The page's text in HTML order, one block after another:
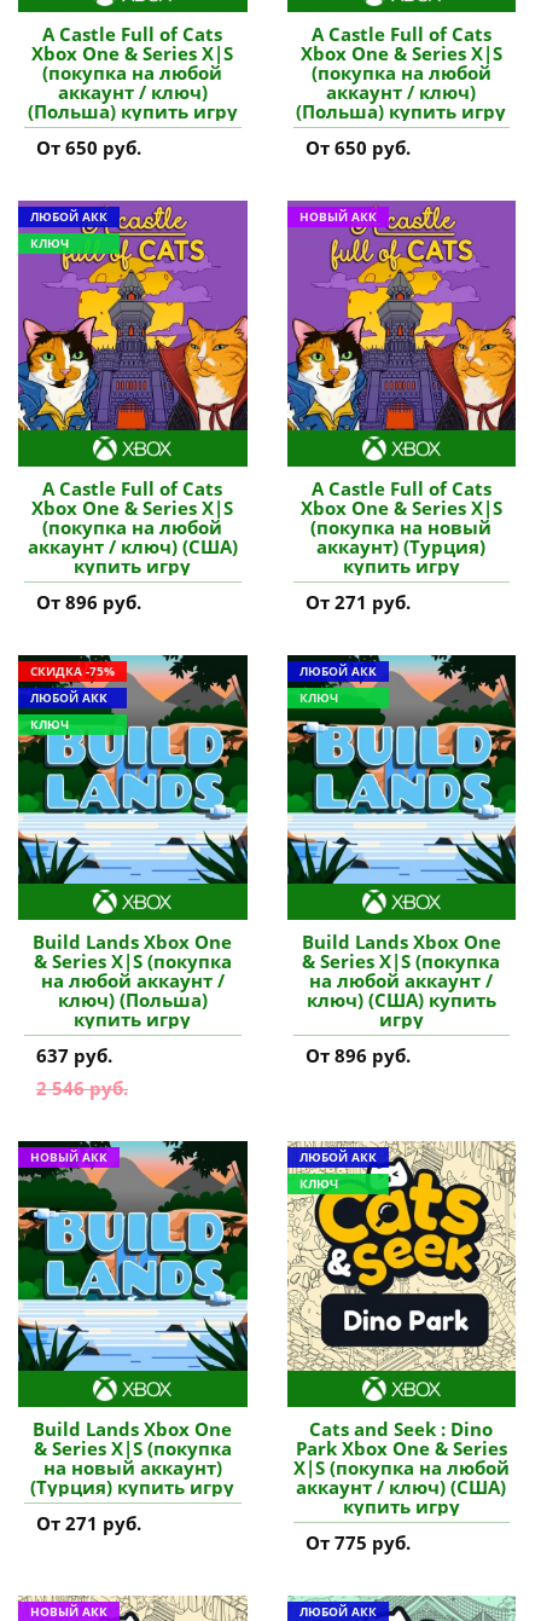
A Castle Full of Cats
Xbox One & Series X|S
(покупка на любой
аккаунт / ключ)
(Польша) купить игру
От 650 руб.
A Castle Full of Cats
Xbox One & Series X|S
(покупка на любой
аккаунт / ключ)
(Польша) купить игру
От 650 руб.
ЛЮБОЙ АКК
КЛЮЧ
A Castle Full of Cats
Xbox One & Series X|S
(покупка на любой
аккаунт / ключ) (США)
купить игру
От 896 руб.
НОВЫЙ АКК
A Castle Full of Cats
Xbox One & Series X|S
(покупка на новый
аккаунт) (Турция)
купить игру
От 271 руб.
СКИДКА -75%
ЛЮБОЙ АКК
КЛЮЧ
Build Lands Xbox One
& Series X|S (покупка
на любой аккаунт /
ключ) (Польша)
купить игру
637 руб.
2 546 руб.
ЛЮБОЙ АКК
КЛЮЧ
Build Lands Xbox One
& Series X|S (покупка
на любой аккаунт /
ключ) (США) купить
игру
От 896 руб.
НОВЫЙ АКК
Build Lands Xbox One
& Series X|S (покупка
на новый аккаунт)
(Турция) купить игру
От 271 руб.
ЛЮБОЙ АКК
КЛЮЧ
Cats and Seek : Dino
Park Xbox One & Series
X|S (покупка на любой
аккаунт / ключ) (США)
купить игру
От 775 руб.
НОВЫЙ АКК
ЛЮБОЙ АКК